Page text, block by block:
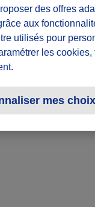
des offres
aux
utilisés pour
les
mes choix